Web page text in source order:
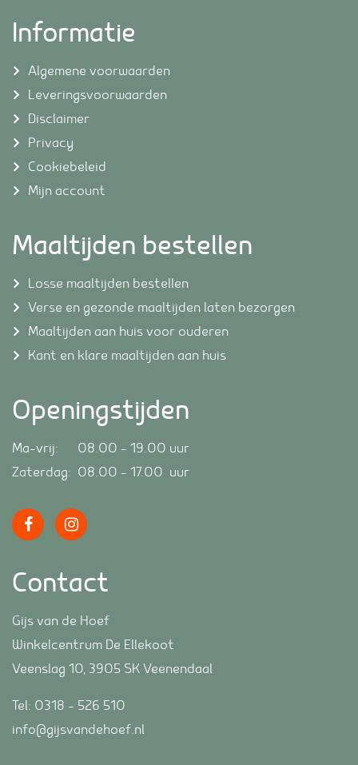
Informatie
Algemene voorwaarden
Leveringsvoorwaarden
Disclaimer
Privacy
Cookiebeleid
Mijn account
Maaltijden bestellen
Losse maaltijden bestellen
Verse en gezonde maaltijden laten bezorgen
Maaltijden aan huis voor ouderen
Kant en klare maaltijden aan huis
Openingstijden
Ma-vrij: 08.00 – 19.00 uur
Zaterdag: 08.00 – 17.00 uur
Contact
Gijs van de Hoef
Winkelcentrum De Ellekoot
Veenslag 10, 3905 SK Veenendaal
Tel: 0318 – 526 510
info@gijsvandehoef.nl